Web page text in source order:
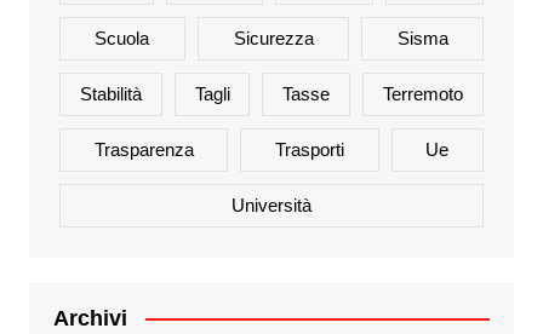
Scuola Sicurezza Sisma
Stabilità Tagli Tasse Terremoto
Trasparenza Trasporti Ue
Università
Archivi